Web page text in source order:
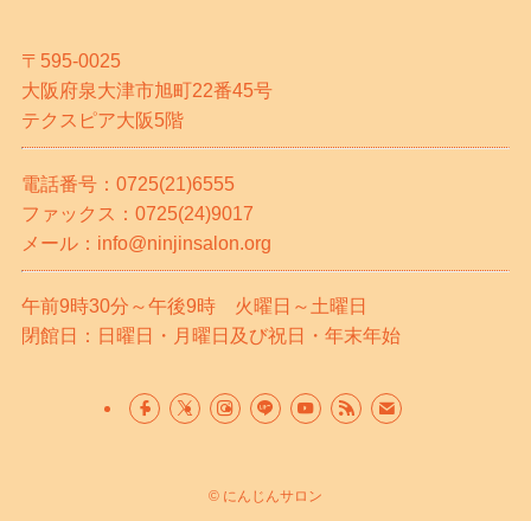
〒595-0025
大阪府泉大津市旭町22番45号
テクスピア大阪5階
電話番号：0725(21)6555
ファックス：0725(24)9017
メール：info@ninjinsalon.org
午前9時30分～午後9時 火曜日～土曜日
閉館日：日曜日・月曜日及び祝日・年末年始
© にんじんサロン